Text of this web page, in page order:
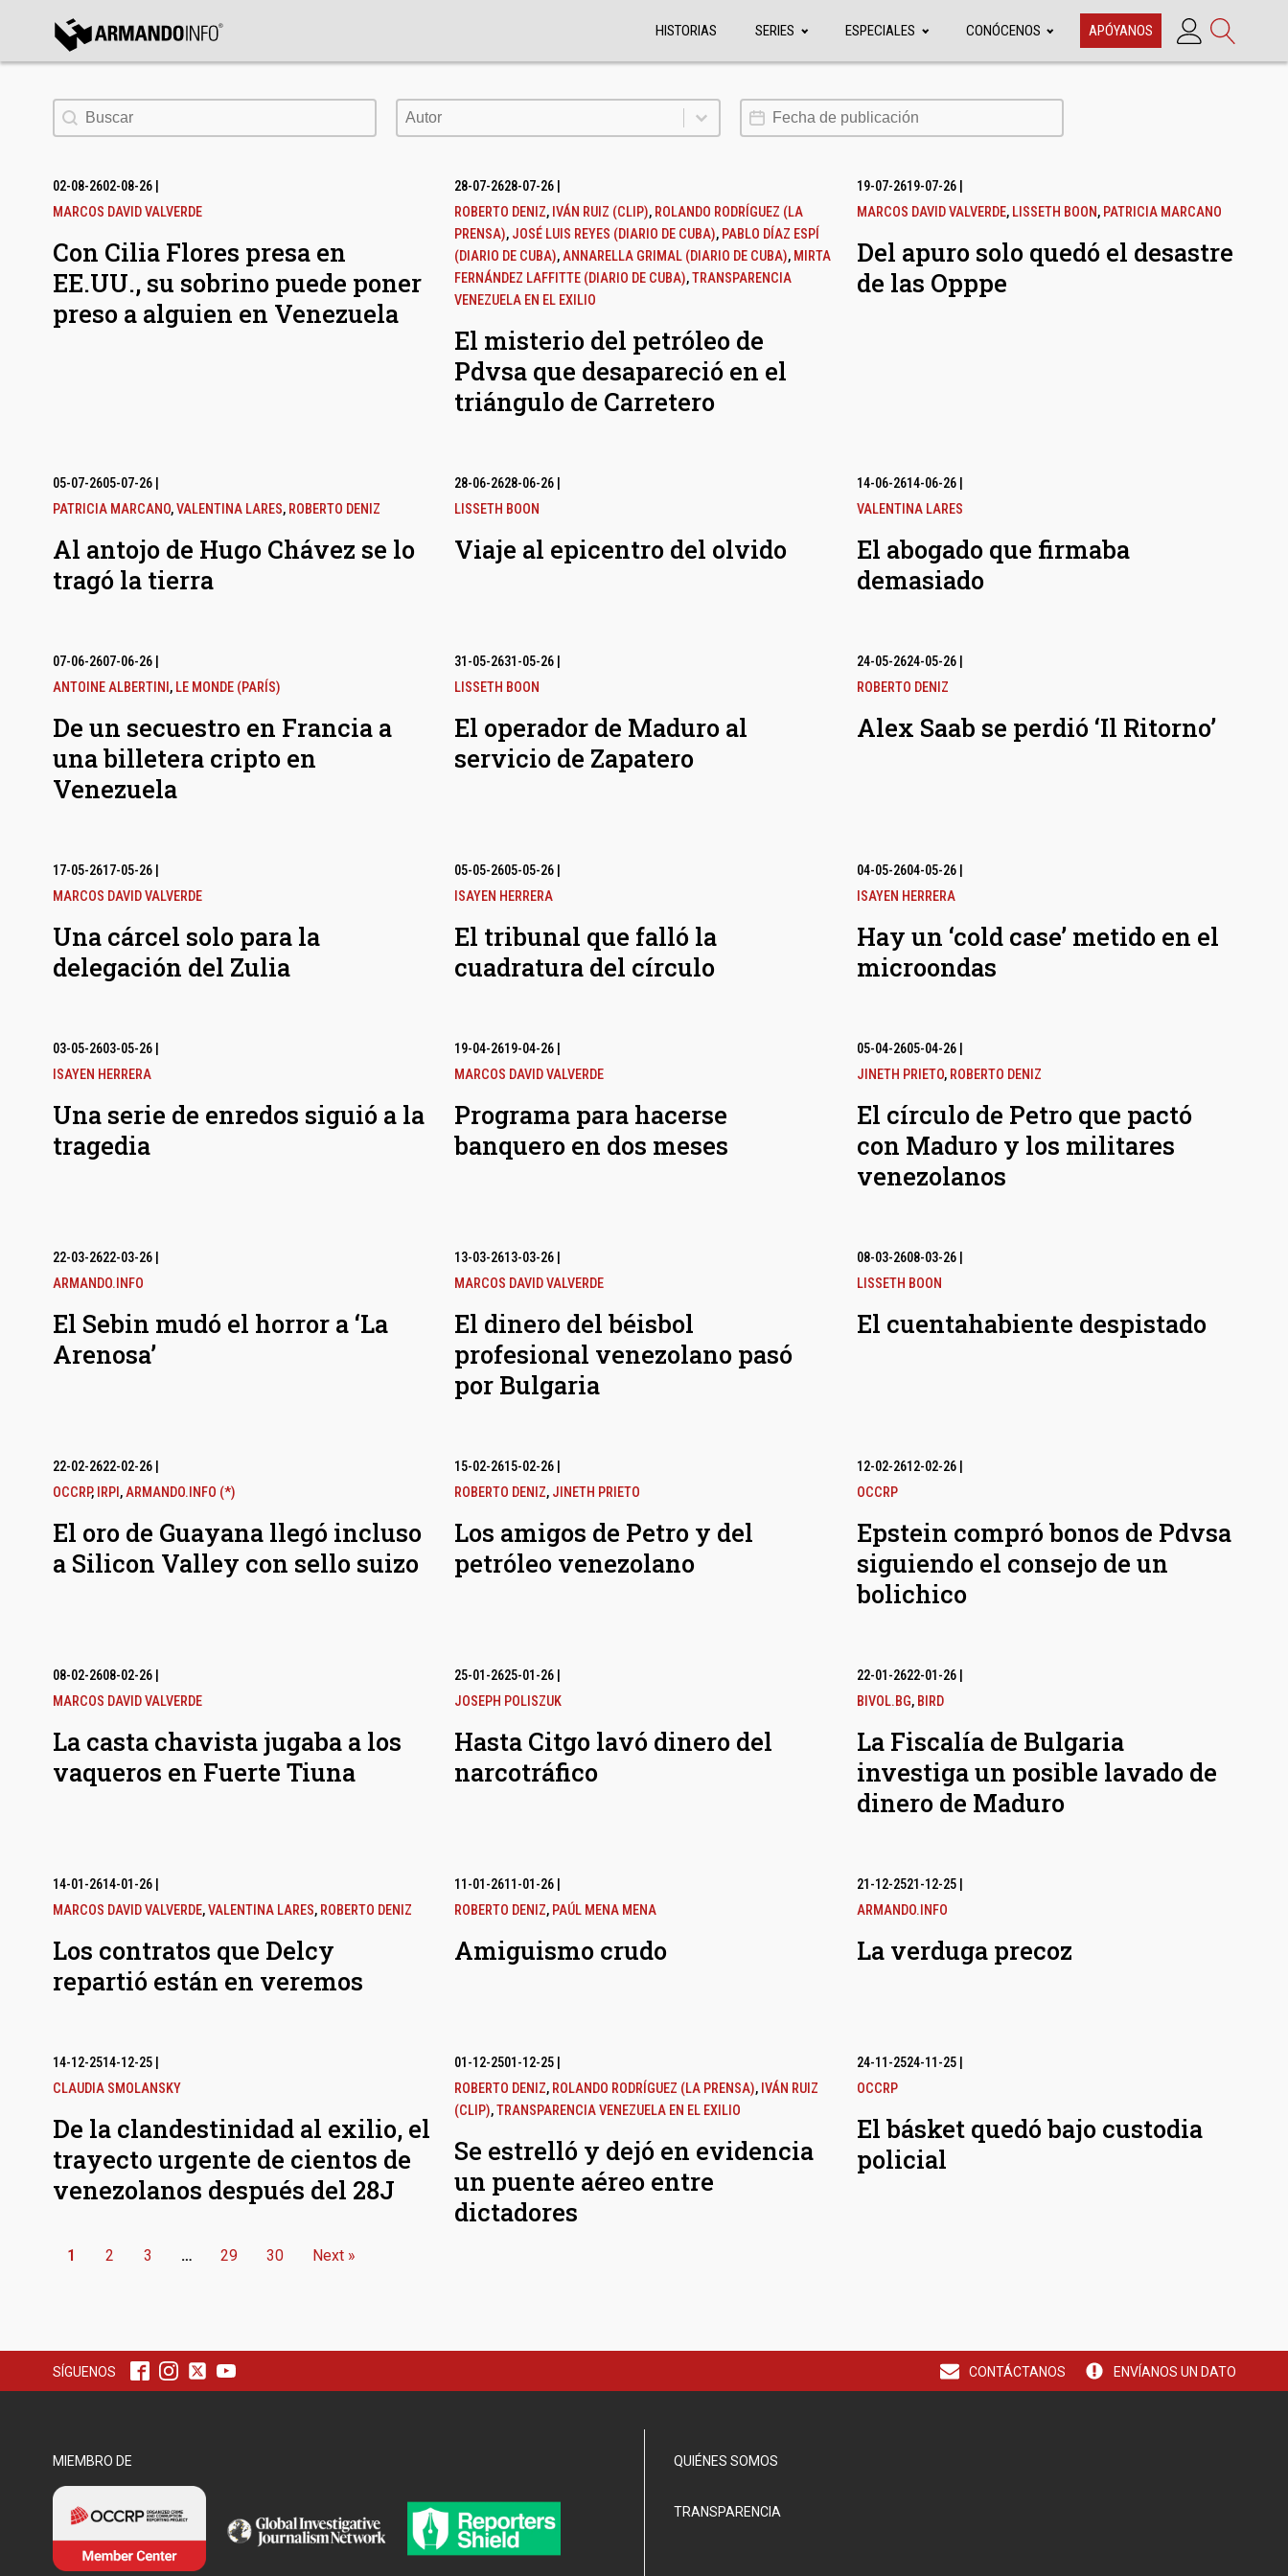
HISTORIAS SERIES ESPECIALES CONÓCENOS APÓYANOS
Buscar Autor
Autor Fecha de publicación
02-08-2602-08-26|
MARCOS DAVID VALVERDE
Con Cilia Flores presa en
EE.UU., su sobrino puede poner
preso a alguien en Venezuela
28-07-2628-07-26
ROBERTO DENIZ, IVÁN RUIZ (CLIP), ROLANDO RODRÍGUEZ (LA
PRENSA), JOSÉ LUIS REYES (DIARIO DE CUBA), PABLO DÍAZ ESPÍ
(DIARIO DE CUBA),ANNARELLA GRIMAL (DIARIO DE CUBA), MIRTA
FERNÁNDEZ LAFFITTE (DIARIO DE CUBA),TRANSPARENCIA
VENEZUELA EN EL EXILIO
El misterio del petróleo de
Pdvsa que desapareció en el
triángulo de Carretero
19-07-2619-07-26|
MARCOS DAVID VALVERDE, LISSETH BOON, PATRICIA MARCANO
Del apuro solo quedó el desastre
de las Opppe
05-07-2605-07-26|
PATRICIA MARCANO,VALENTINA LARES, ROBERTO DENIZ
Al antojo de Hugo Chávez se lo
tragó la tierra
28-06-2628-06-26
LISSETH BOON
Viaje al epicentro del olvido
14-06-2614-06-26|
VALENTINA LARES
El abogado que firmaba
demasiado
07-06-2607-06-26|
ANTOINE ALBERTINI , LE MONDE (PARÍS)
De un secuestro en Francia a
una billetera cripto en
Venezuela
31-05-2631-05-26
LISSETH BOON
El operador de Maduro al
servicio de Zapatero
24-05-2624-05-26|
ROBERTO DENIZ
Alex Saab se perdió ‘Il Ritorno’
17-05-2617-05-26|
MARCOS DAVID VALVERDE
Una cárcel solo para la
delegación del Zulia
05-05-2605-05-26
ISAYEN HERRERA
El tribunal que falló la
cuadratura del círculo
04-05-2604-05-26|
ISAYEN HERRERA
Hay un ‘cold case’ metido en el
microondas
03-05-2603-05-26|
ISAYEN HERRERA
Una serie de enredos siguió a la
tragedia
19-04-2619-04-26
MARCOS DAVID VALVERDE
Programa para hacerse
banquero en dos meses
05-04-2605-04-26|
JINETH PRIETO, ROBERTO DENIZ
El círculo de Petro que pactó
con Maduro y los militares
venezolanos
22-03-2622-03-26|
ARMANDO.INFO
El Sebin mudó el horror a ‘La
Arenosa’
13-03-2613-03-26
MARCOS DAVID VALVERDE
El dinero del béisbol
profesional venezolano pasó
por Bulgaria
08-03-2608-03-26|
LISSETH BOON
El cuentahabiente despistado
22-02-2622-02-26|
OCCRP, IRPI ,ARMANDO.INFO (*)
El oro de Guayana llegó incluso
a Silicon Valley con sello suizo
15-02-2615-02-26
ROBERTO DENIZ, JINETH PRIETO
Los amigos de Petro y del
petróleo venezolano
12-02-2612-02-26|
OCCRP
Epstein compró bonos de Pdvsa
siguiendo el consejo de un
bolichico
08-02-2608-02-26|
MARCOS DAVID VALVERDE
La casta chavista jugaba a los
vaqueros en Fuerte Tiuna
25-01-2625-01-26
JOSEPH POLISZUK
Hasta Citgo lavó dinero del
narcotráfico
22-01-2622-01-26|
BIVOL.BG, BIRD
La Fiscalía de Bulgaria
investiga un posible lavado de
dinero de Maduro
14-01-2614-01-26|
MARCOS DAVID VALVERDE,VALENTINA LARES, ROBERTO DENIZ
Los contratos que Delcy
repartió están en veremos
11-01-2611-01-26
ROBERTO DENIZ, PAÚL MENA MENA
Amiguismo crudo
21-12-2521-12-25|
ARMANDO.INFO
La verduga precoz
14-12-2514-12-25|
CLAUDIA SMOLANSKY
De la clandestinidad al exilio, el
trayecto urgente de cientos de
venezolanos después del 28J
01-12-2501-12-25
ROBERTO DENIZ, ROLANDO RODRÍGUEZ (LA PRENSA), IVÁN RUIZ
(CLIP),TRANSPARENCIA VENEZUELA EN EL EXILIO
Se estrelló y dejó en evidencia
un puente aéreo entre
dictadores
24-11-2524-11-25|
OCCRP
El básket quedó bajo custodia
policial
1 2 3 … 29 30 Next »
SÍGUENOS CONTÁCTANOS ENVÍANOS UN DATO
MIEMBRO DE QUIÉNES SOMOS
TRANSPARENCIA